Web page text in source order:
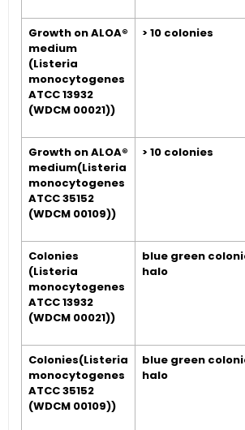
Growth on ALOA®
medium
(Listeria
monocytogenes
ATCC 13932
(WDCM 00021))
> 10 colonies
Growth on ALOA®
medium(Listeria
monocytogenes
ATCC 35152
(WDCM 00109))
> 10 colonies
Colonies
(Listeria
monocytogenes
ATCC 13932
(WDCM 00021))
blue green
halo
Colonies(Listeria
monocytogenes
ATCC 35152
(WDCM 00109))
blue green
halo